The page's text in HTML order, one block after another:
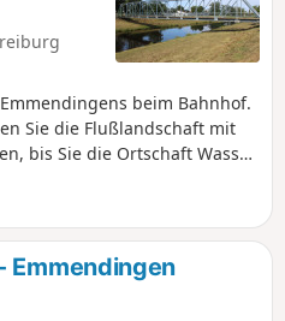
beim Bahnhof.
Sie die Flußlandschaft mit
bis Sie die Ortschaft Wasser
der größten
Entlang einem
der Pfad durch den Wald.
Gehölze und
Neugrabens tangieren
Emmendingen